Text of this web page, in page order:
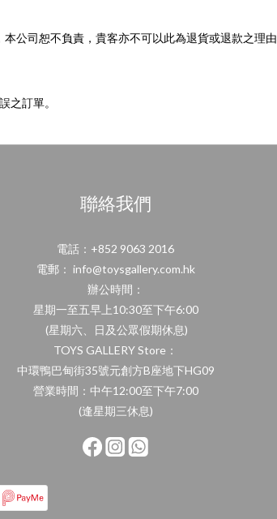
公司恕不負責，貴客亦不可以此為退貨或退款之理由
之訂單。
聯絡我們
電話：+852 9063 2016
電郵： info@toysgallery.com.hk
辦公時間：
星期一至五早上10:30至下午6:00
(星期六、日及公眾假期休息)
TOYS GALLERY Store：
中環鴨巴甸街35號元創方B座地下HG09
營業時間：中午12:00至下午7:00
(逢星期三休息)